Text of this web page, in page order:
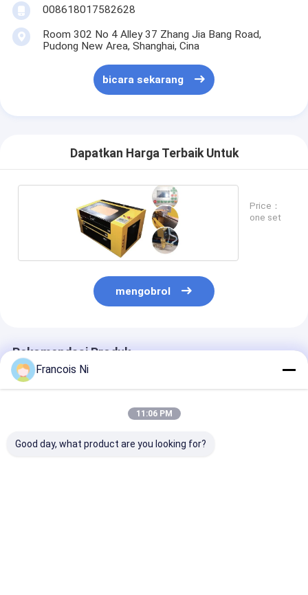
008618017582628
Room 302 No 4 Alley 37 Zhang Jia Bang Road,
Pudong New Area, Shanghai, Cina
bicara sekarang
Dapatkan Harga Terbaik Untuk
Price：
one set
mengobrol
Rekomendasi Produk
Francois Ni
11:06 PM
Good day, what product are you looking for?